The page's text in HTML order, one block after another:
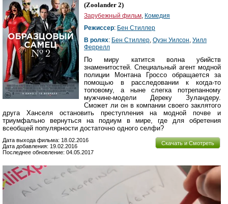
(Zoolander 2)
Зарубежный фильм Комедия
Режиссер: Бен Стиллер
В ролях: Бен Стиллер Оуэн Уилсон Уилл
Феррелл
По миру катится волна убийств
знаменитостей. Специальный агент модной
полиции Монтана Гроссо обращается за
помощью в расследовании к когда-то
топовому, а ныне слегка потрепанному
мужчине-модели Дереку Зуландеру.
Сможет ли он в компании своего заклятого
друга Ханселя остановить преступления на модной почве и
триумфально вернуться на подиум в мире, где для обретения
всеобщей популярности достаточно одного селфи?
Скачать и Смотреть
Дата выхода фильма: 18.02.2016
Дата добавления: 19.02.2016
Последнее обновление: 04.05.2017